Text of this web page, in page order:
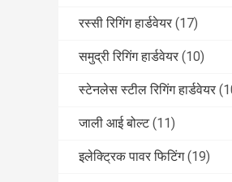
रस्सी रिगिंग हार्डवेयर (17)
समुद्री रिगिंग हार्डवेयर (10)
स्टेनलेस स्टील रिगिंग हार्डवेयर
जाली आई बोल्ट (11)
इलेक्ट्रिक पावर फिटिंग (19)